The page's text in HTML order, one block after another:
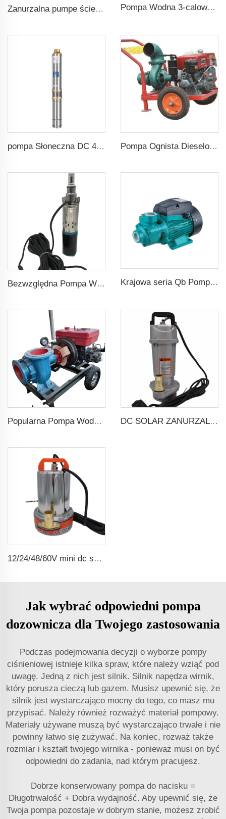
Zanurzalna pumpe ścieków do brudnej wody Pompa Wodna 3-calowa AC DC z Impalerem z Nierdzewnej Stali do Nawadniania Słonecznego
pompa Słoneczna DC 48V 1HP 750W z Regulatorem MPPT do Nawadniania Rolniczego Pompa Ognista Dieselowa dla Rożnicowania Rolniczego
Bezwzględna Pompa Wodna DC48v z napędem śrubowym o ciśnieniu 75m dla rolnictwa Krajowa seria Qb Pomp Obwodowych 0,37kW 0,5HP Qb60 Elektryczna Pompa Wirnikowa Zwiększająca Ciśnienie Wody
Popularna Pompa Wodna Dieselowa o Wysokim Ciśnieniu dla Rożnicowania Rolniczego DC SOLAR ZANURZALNA GŁĘBIA POMPA WODNA
12/24/48/60V mini dc solar zanurzalna pompa wodna z szczotkami
Jak wybrać odpowiedni pompa
dozownicza dla Twojego zastosowania
Podczas podejmowania decyzji o wyborze pompy
ciśnieniowej istnieje kilka spraw, które należy wziąć pod
uwagę. Jedną z nich jest silnik. Silnik napędza wirnik,
który porusza cieczą lub gazem. Musisz upewnić się, że
silnik jest wystarczająco mocny do tego, co masz mu
przypisać. Należy również rozważyć materiał pompowy.
Materiały używane muszą być wystarczająco trwałe i nie
powinny łatwo się zużywać. Na koniec, rozważ także
rozmiar i kształt twojego wirnika - ponieważ musi on być
odpowiedni do zadania, nad którym pracujesz.
Dobrze konserwowany pompa do nacisku =
Długotrwałość + Dobra wydajność. Aby upewnić się, że
Twoja pompa pozostaje w dobrym stanie, możesz zrobić